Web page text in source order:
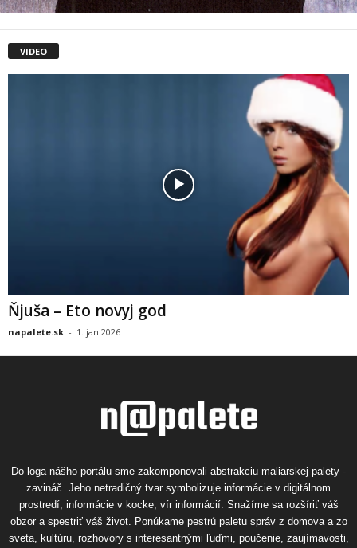
VIDEO
Ňjuša – Eto novyj god
napalete.sk - 1. jan 2026
Do loga nášho portálu sme zakomponovali abstrakciu maliarskej palety -
zavináč. Jeho netradičný tvar symbolizuje informácie v digitálnom
prostredí, informácie v kocke, vír informácií. Snažíme sa rozšíriť váš
obzor a spestriť váš život. Ponúkame pestrú paletu správ z domova a zo
sveta, kultúru, rozhovory s interesantnými ľuďmi, poučenie, zaujímavosti,